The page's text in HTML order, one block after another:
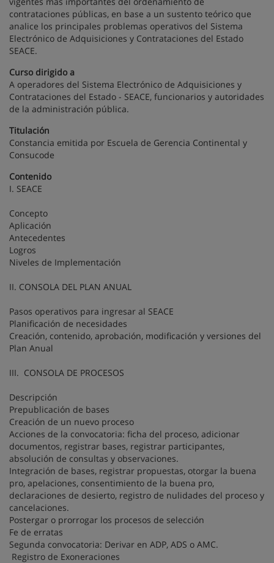
contrataciones públicas, en base a un sustento teórico que
analice los principales problemas operativos del Sistema
Electrónico de Adquisiciones y Contrataciones del Estado
SEACE.
Curso dirigido a
A operadores del Sistema Electrónico de Adquisiciones y
Contrataciones del Estado - SEACE, funcionarios y autoridades
de la administración pública.
Titulación
Constancia emitida por Escuela de Gerencia Continental y
Consucode
Contenido
I. SEACE
Concepto
Aplicación
Antecedentes
Logros
Niveles de Implementación
II. CONSOLA DEL PLAN ANUAL
Pasos operativos para ingresar al SEACE
Planificación de necesidades
Creación, contenido, aprobación, modificación y versiones del
Plan Anual
III. CONSOLA DE PROCESOS
Descripción
Prepublicación de bases
Creación de un nuevo proceso
Acciones de la convocatoria: ficha del proceso, adicionar
documentos, registrar bases, registrar participantes,
absolución de consultas y observaciones.
Integración de bases, registrar propuestas, otorgar la buena
pro, apelaciones, consentimiento de la buena pro,
declaraciones de desierto, registro de nulidades del proceso y
cancelaciones.
Postergar o prorrogar los procesos de selección
Fe de erratas
Segunda convocatoria: Derivar en ADP, ADS o AMC.
Registro de Exoneraciones